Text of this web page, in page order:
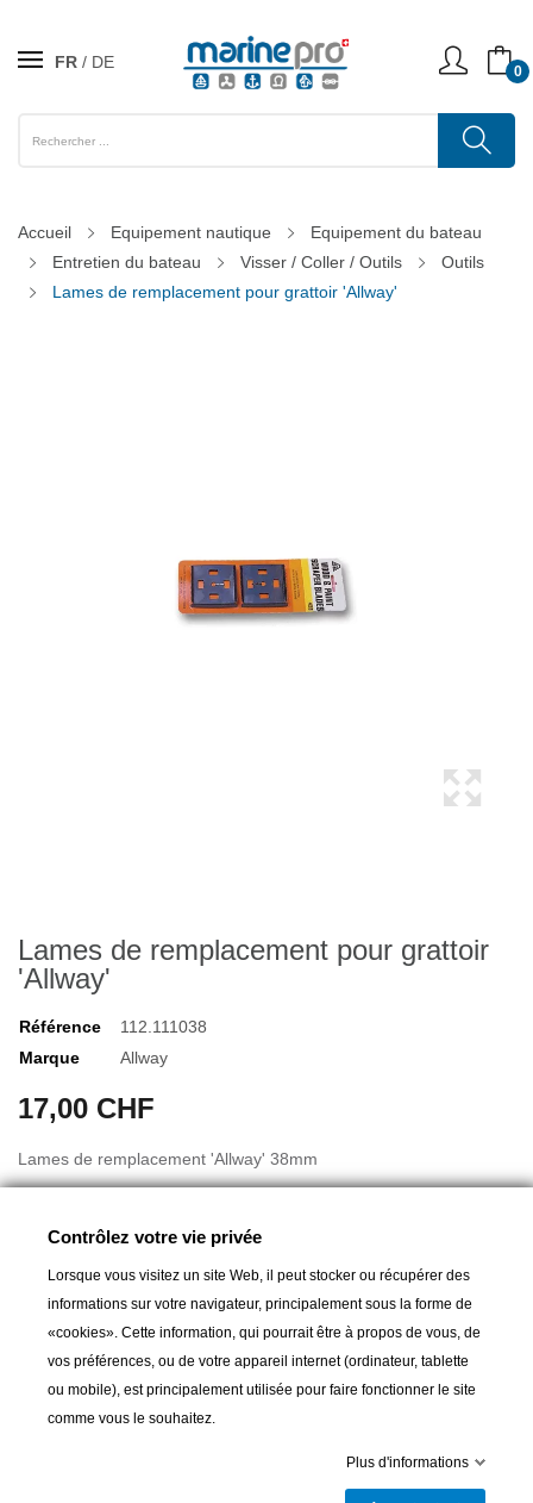
FR DE 0
Accueil Equipement nautique
Equipement du bateau
Entretien du bateau
Visser / Coller / Outils
Outils
Lames de remplacement pour grattoir 'Allway'
Lames de remplacement pour grattoir
'Allway'
Référence
112.111038
Marque
Allway
17,00 CHF
Lames de remplacement 'Allway' 38mm
Livrable et disponible en magasin
Contrôlez votre vie privée
Lorsque vous visitez un site Web, il peut stocker ou récupérer des
informations sur votre navigateur, principalement sous la forme de
«cookies». Cette information, qui pourrait être à propos de vous, de
vos préférences, ou de votre appareil internet (ordinateur, tablette
ou mobile), est principalement utilisée pour faire fonctionner le site
comme vous le souhaitez.
Plus d'informations